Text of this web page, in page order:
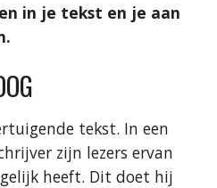
in je tekst en je aan
tekst. In een
zijn lezers ervan
heeft. Dit doet hij